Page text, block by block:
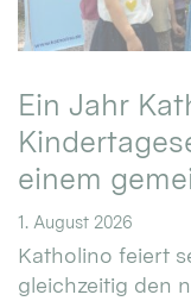
Ein Jahr
einem
1. August 2026
Katholino feiert
gleichzeitig den